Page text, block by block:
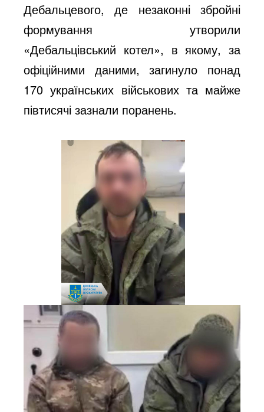
Дебальцевого, де незаконні збройні
формування утворили
«Дебальцівський котел», в якому, за
офіційними даними, загинуло понад
170 українських військових та майже
півтисячі зазнали поранень.